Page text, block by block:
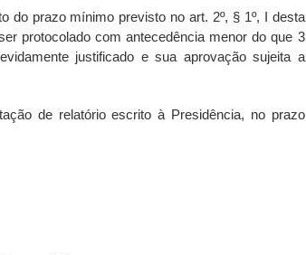
do prazo mínimo previsto no art. 2º, § 1º, I desta
protocolado com antecedência menor do que 3
justificado e sua aprovação sujeita a
de relatório escrito à Presidência, no prazo